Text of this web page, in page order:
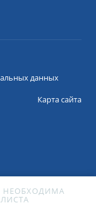
данных
Карта сайта
НЕОБХОДИМА